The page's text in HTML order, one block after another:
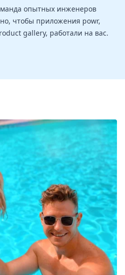
опытных инженеров
чтобы приложения powr,
gallery, работали на вас.